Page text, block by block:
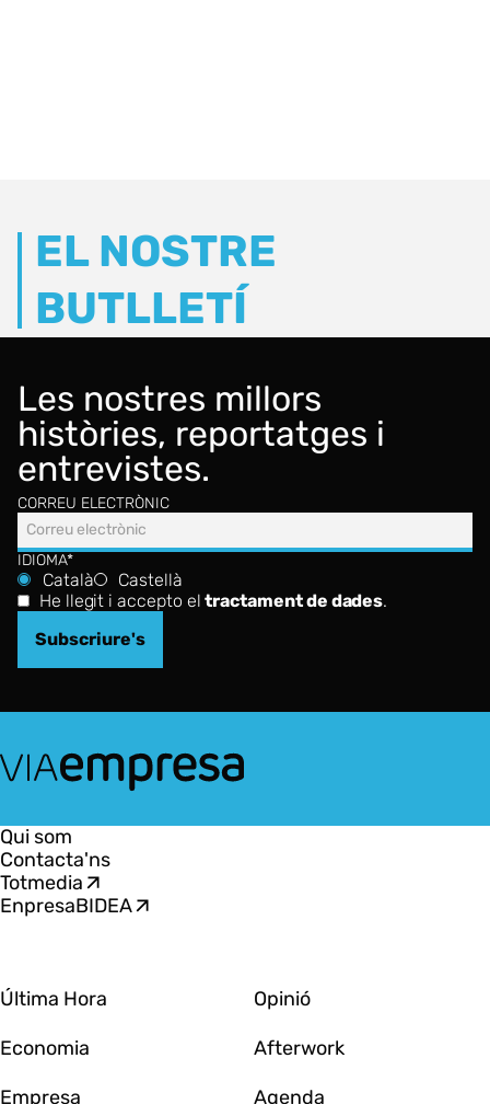
EL NOSTRE
BUTLLETÍ
Les nostres millors
històries, reportatges i
entrevistes.
CORREU ELECTRÒNIC
IDIOMA*
Català
Castellà
He llegit i accepto eltractament de dades.
Subscriure's
Empresa
Qui som
Contacta'ns
Totmedia
EnpresaBIDEA
Última Hora
Economia
Empresa
Opinió
Afterwork
Agenda